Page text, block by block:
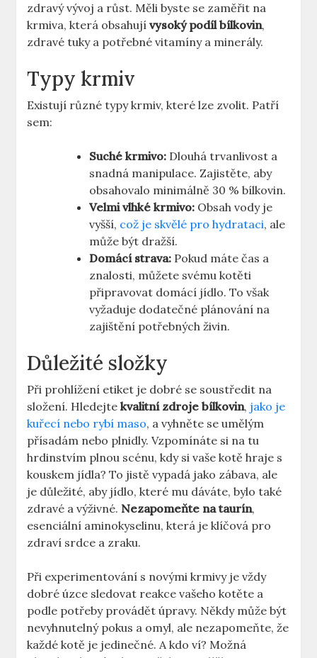
zdravý vývoj a růst. Měli byste se zaměřit na
krmiva, která obsahujívysoký podíl bílkovin,
zdravé tuky a potřebné vitamíny a minerály.
Typy krmiv
Existují různé typy krmiv, které lze zvolit. Patří
sem:
Suché krmivo: Dlouhá trvanlivost a
snadná manipulace. Zajistěte, aby
obsahovalo minimálně 30 % bílkovin.
Velmi vlhké krmivo: Obsah vody je
vyšší, což je skvělé pro hydrataci, ale
může být dražší.
Domácí strava: Pokud máte čas a
znalosti, můžete svému kotěti
připravovat domácí jídlo. To však
vyžaduje dodatečné plánování na
zajištění potřebných živin.
Důležité složky
Při prohlížení etiket je dobré se soustředit na
složení. Hledejtekvalitní zdroje bílkovin, jako je
kuřecí nebo rybí maso, a vyhněte se umělým
přísadám nebo plnidly. Vzpomínáte si na tu
hrdinstvím plnou scénu, kdy si vaše kotě hraje s
kouskem jídla? To jistě vypadá jako zábava, ale
je důležité, aby jídlo, které mu dáváte, bylo také
zdravé a výživné. Nezapomeňte na taurín,
esenciální aminokyselinu, která je klíčová pro
zdraví srdce a zraku.
Při experimentování s novými krmivy je vždy
dobré úzce sledovat reakce vašeho kotěte a
podle potřeby provádět úpravy. Někdy může být
nevyhnutelný pokus a omyl, ale nezapomeňte, že
každé kotě je jedinečné. A kdo ví? Možná